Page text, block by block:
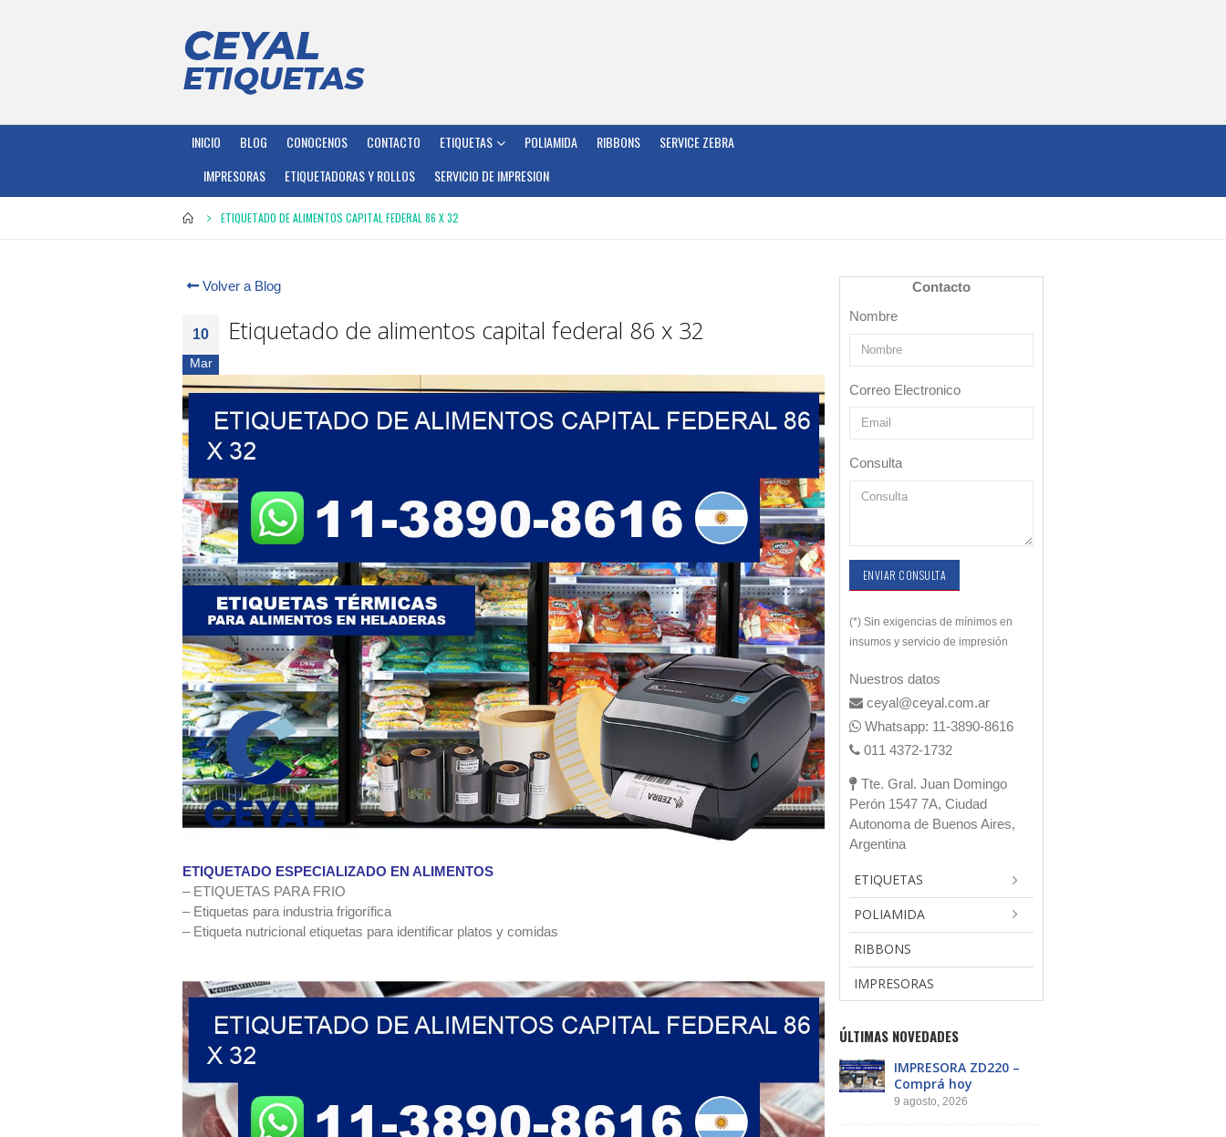
INICIO BLOG CONOCENOS CONTACTO ETIQUETAS POLIAMIDA RIBBONS
SERVICE ZEBRA
IMPRESORAS
ETIQUETADORAS Y ROLLOS SERVICIO DE IMPRESION
ETIQUETADO DE ALIMENTOS CAPITAL FEDERAL 86 X 32
Volver a Blog
10
Mar
Etiquetado de alimentos capital federal 86 x 32
ETIQUETADO ESPECIALIZADO EN ALIMENTOS
– ETIQUETAS PARA FRIO
– Etiquetas para industria frigorífica
– Etiqueta nutricional etiquetas para identificar platos y comidas
Contacto
Nombre
Correo Electronico
Consulta
ENVIAR CONSULTA
(*) Sin exigencias de mínimos en
insumos y servicio de impresión
Nuestros datos
ceyal@ceyal.com.ar
Whatsapp: 11-3890-8616
011 4372-1732
Tte. Gral. Juan Domingo
Perón 1547 7A, Ciudad
Autonoma de Buenos Aires,
Argentina
ETIQUETAS
POLIAMIDA
RIBBONS
IMPRESORAS
ÚLTIMAS NOVEDADES
IMPRESORA ZD220 –
Comprá hoy
9 agosto, 2026